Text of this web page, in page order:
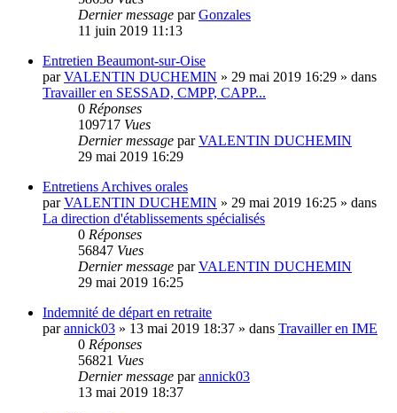
Dernier message parGonzales
11 juin 2019 11:13
Entretien Beaumont-sur-Oise
parVALENTIN DUCHEMIN » 29 mai 2019 16:29 » dans
Travailler en SESSAD, CMPP, CAPP...
0 Réponses
109717 Vues
Dernier message parVALENTIN DUCHEMIN
29 mai 2019 16:29
Entretiens Archives orales
parVALENTIN DUCHEMIN » 29 mai 2019 16:25 » dans
La direction d'établissements spécialisés
0 Réponses
56847 Vues
Dernier message parVALENTIN DUCHEMIN
29 mai 2019 16:25
Indemnité de départ en retraite
parannick03 » 13 mai 2019 18:37 » dans Travailler en IME
0 Réponses
56821 Vues
Dernier message parannick03
13 mai 2019 18:37